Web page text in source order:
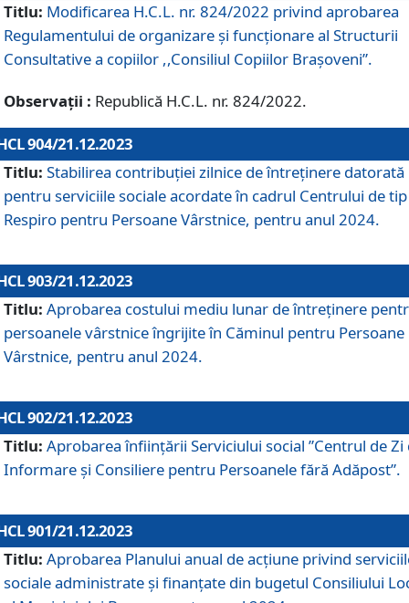
Titlu: Modificarea H.C.L. nr. 824/2022 privind aprobarea
Regulamentului de organizare şi funcţionare al Structurii
Consultative a copiilor ,,Consiliul Copiilor Braşoveni”.
Observații : Republică H.C.L. nr. 824/2022.
904/21.12.2023
Titlu: Stabilirea contribuţiei zilnice de întreținere datorată
pentru serviciile sociale acordate în cadrul Centrului de tip
Respiro pentru Persoane Vârstnice, pentru anul 2024.
903/21.12.2023
Titlu: Aprobarea costului mediu lunar de întreţinere
persoanele vârstnice îngrijite în Căminul pentru Persoane
Vârstnice, pentru anul 2024.
902/21.12.2023
Titlu: Aprobarea înființării Serviciului social ”Centrul de Zi
Informare și Consiliere pentru Persoanele fără Adăpost”.
901/21.12.2023
Titlu: Aprobarea Planului anual de acțiune privind
sociale administrate și finanțate din bugetul Consiliului